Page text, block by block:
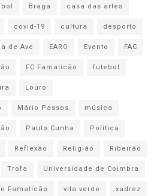
Braga
casa das artes
covid-19 cultura
desporto
de Ave EARO Evento
FAC
FC Famalicão
futebol
Louro
Mário Passos
música
Paulo Cunha
Politica
Reflexão Religião
Ribeirão
Trofa
Universidade de Coimbra
Famalicão vila verde xadrez